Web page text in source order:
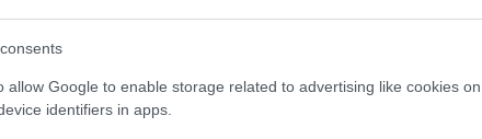
allow Google to enable storage related to advertising like cookies on
identifiers in apps.
matchs
Derniers Matchs Sale Sharks